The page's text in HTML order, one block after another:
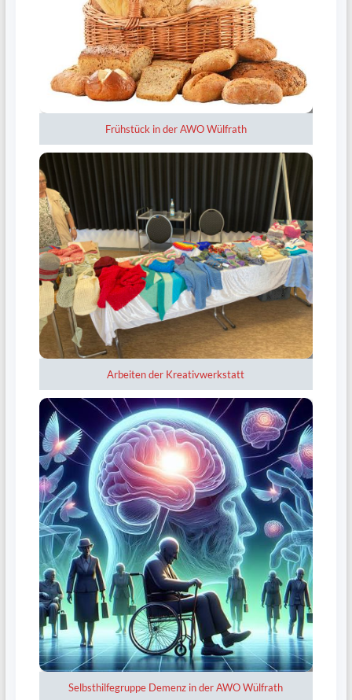
Frühstück in der AWO Wülfrath
Arbeiten der Kreativwerkstatt
Selbsthilfegruppe Demenz in der AWO Wülfrath